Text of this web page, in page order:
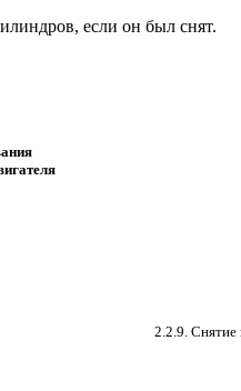
если он был снят.
2.2.9. Снятие